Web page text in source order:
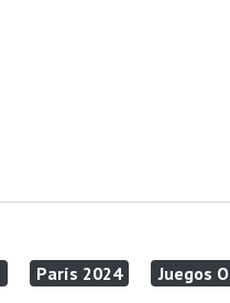
París 2024 Juegos